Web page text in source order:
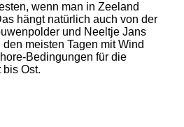
wenn man in Zeeland
hängt natürlich auch von der
und Neeltje Jans
meisten Tagen mit Wind
Bedingungen für die
Ost.